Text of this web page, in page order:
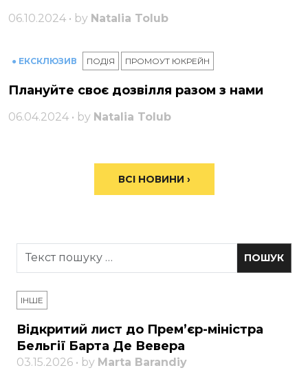
06.10.2024 • by Natalia Tolub
● ЕКСКЛЮЗИВ ПОДІЯ ПРОМОУТ ЮКРЕЙН
Плануйте своє дозвілля разом з нами
06.04.2024 • by Natalia Tolub
ВСІ НОВИНИ ›
ІНШЕ
Відкритий лист до Прем’єр-міністра
Бельгії Барта Де Вевера
03.15.2026 • by Marta Barandiy